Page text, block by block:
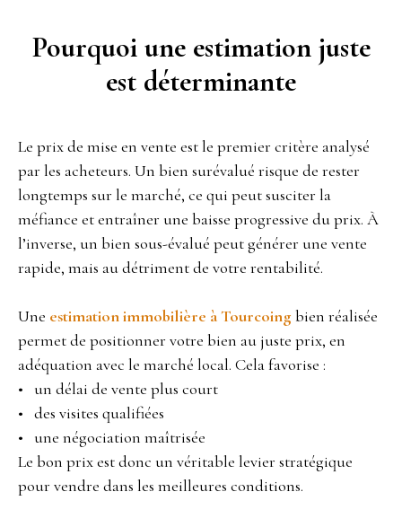
Pourquoi une estimation juste
est déterminante
Le prix de mise en vente est le premier critère analysé
par les acheteurs. Un bien surévalué risque de rester
longtemps sur le marché, ce qui peut susciter la
méfiance et entraîner une baisse progressive du prix. À
l’inverse, un bien sous-évalué peut générer une vente
rapide, mais au détriment de votre rentabilité.
Une estimation immobilière à Tourcoing bien réalisée
permet de positionner votre bien au juste prix, en
adéquation avec le marché local. Cela favorise :
un délai de vente plus court
des visites qualifiées
une négociation maîtrisée
Le bon prix est donc un véritable levier stratégique
pour vendre dans les meilleures conditions.